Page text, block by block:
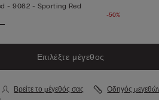
-9082 - Sporting Red
-50%
Επιλέξτε μέγεθος
Βρείτε το μέγεθός σας Οδηγός